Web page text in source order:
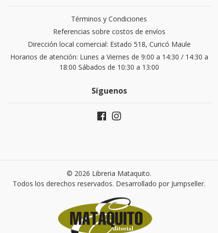
Términos y Condiciones
Referencias sobre costos de envíos
Dirección local comercial: Estado 518, Curicó Maule
Horarios de atención: Lunes a Viernes de 9:00 a 14:30 / 14:30 a
18:00 Sábados de 10:30 a 13:00
Síguenos
© 2026 Libreria Mataquito.
Todos los derechos reservados. Desarrollado por Jumpseller.